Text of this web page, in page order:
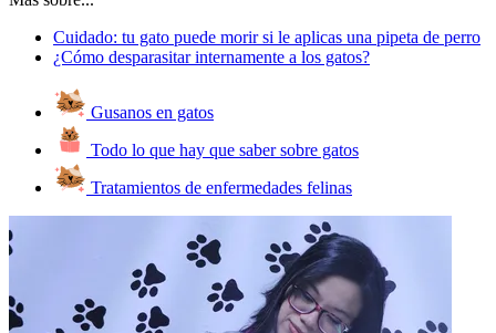
Cuidado: tu gato puede morir si le aplicas una pipeta de perro
¿Cómo desparasitar internamente a los gatos?
Gusanos en gatos
Todo lo que hay que saber sobre gatos
Tratamientos de enfermedades felinas